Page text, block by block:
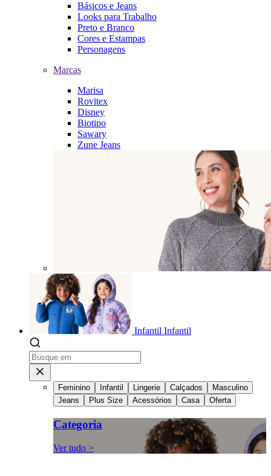
Básicos e Jeans
Looks para Trabalho
Preto e Branco
Cores e Estampas
Personagens
Marcas
Marisa
Rovitex
Disney
Biotipo
Sawary
Zune Jeans
Infantil Infantil
Feminino Infantil Lingerie Calçados
Masculino
Jeans
Plus Size Acessórios Casa Oferta
Categoria
Ver tudo >